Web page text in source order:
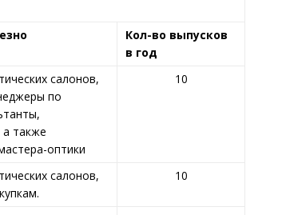
Кол-во выпусков
в год
салонов,
по
также
оптики
10
салонов,
10